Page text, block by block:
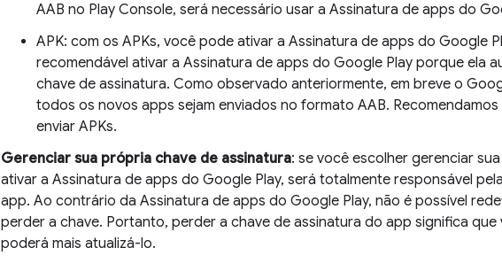
AAB no Play Console, será necessário usar a Assinatura de apps do
APK: com os APKs, você pode ativar a Assinatura de apps do Google
recomendável ativar a Assinatura de apps do Google Play porque ela
chave de assinatura. Como observado anteriormente, em breve o
todos os novos apps sejam enviados no formato AAB.
enviar APKs.
Gerenciar sua própria chave de assinatura: se você escolher gerenciar
ativar a Assinatura de apps do Google Play, será totalmente responsável
app. Ao contrário da Assinatura de apps do Google Play, não é possível
perder a chave. Portanto, perder a chave de assinatura do app significa que
poderá mais atualizá-lo.